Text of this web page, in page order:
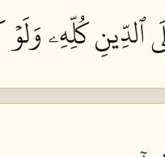
كُلِّهِۦ وَلَوۡ